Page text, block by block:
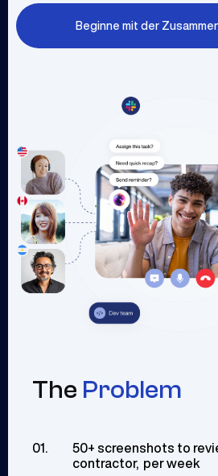
Beginne mit der
The Problem
01.
50+ screenshots to
contractor, per week